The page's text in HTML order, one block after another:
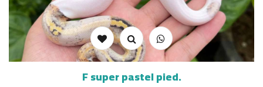
F super pastel pied.